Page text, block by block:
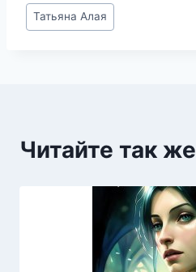
Метки
записи:
Татьяна Алая
Читайте так же